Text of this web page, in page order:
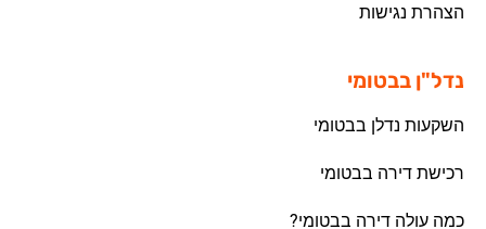
הצהרת נגישות
נדל"ן בבטומי
השקעות נדלן בבטומי
רכישת דירה בבטומי
כמה עולה דירה בבטומי?